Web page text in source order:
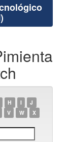
H I
J
V W
X